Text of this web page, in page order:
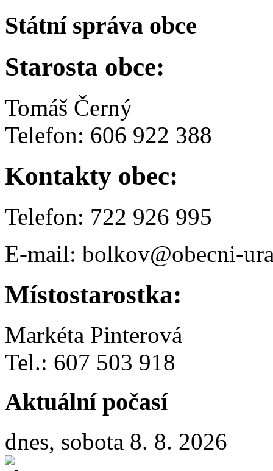
Státní správa obce
Starosta obce:
Tomáš Černý
Telefon: 606 922 388
Kontakty obec:
Telefon: 722 926 995
E-mail: bolkov@obecni-
Místostarostka:
Markéta Pinterová
Tel.: 607 503 918
Aktuální počasí
dnes, sobota 8. 8. 2026